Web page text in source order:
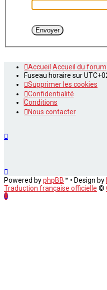
Accueil Accueil du forum
Fuseau horaire sur
Supprimer les cookies
Confidentialité
Conditions
Nous contacter
Powered byphpBB™ • Design by
Traduction française officielle ©